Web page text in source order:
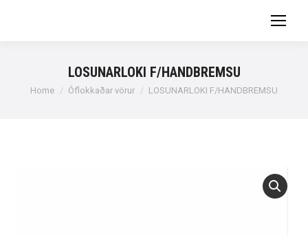
LOSUNARLOKI F/HANDBREMSU
You are here:
Home Óflokkaðar vörur LOSUNARLOKI F/HANDBREMSU